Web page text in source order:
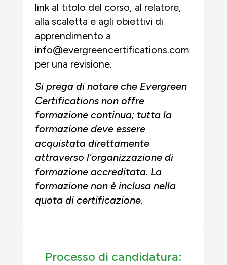
link al titolo del corso, al relatore,
alla scaletta e agli obiettivi di
apprendimento a
info@evergreencertifications.com
per una revisione.
Si prega di notare che Evergreen
Certifications non offre
formazione continua; tutta la
formazione deve essere
acquistata direttamente
attraverso l'organizzazione di
formazione accreditata. La
formazione non è inclusa nella
quota di certificazione.
Processo di candidatura: